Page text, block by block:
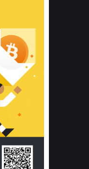
quốc
trạng kích
kiện
tìm hiểu
học về tác
con
(External
hơn.
chọn
phòng
gối đệm
mỹ lẫn
cần cân
trọng